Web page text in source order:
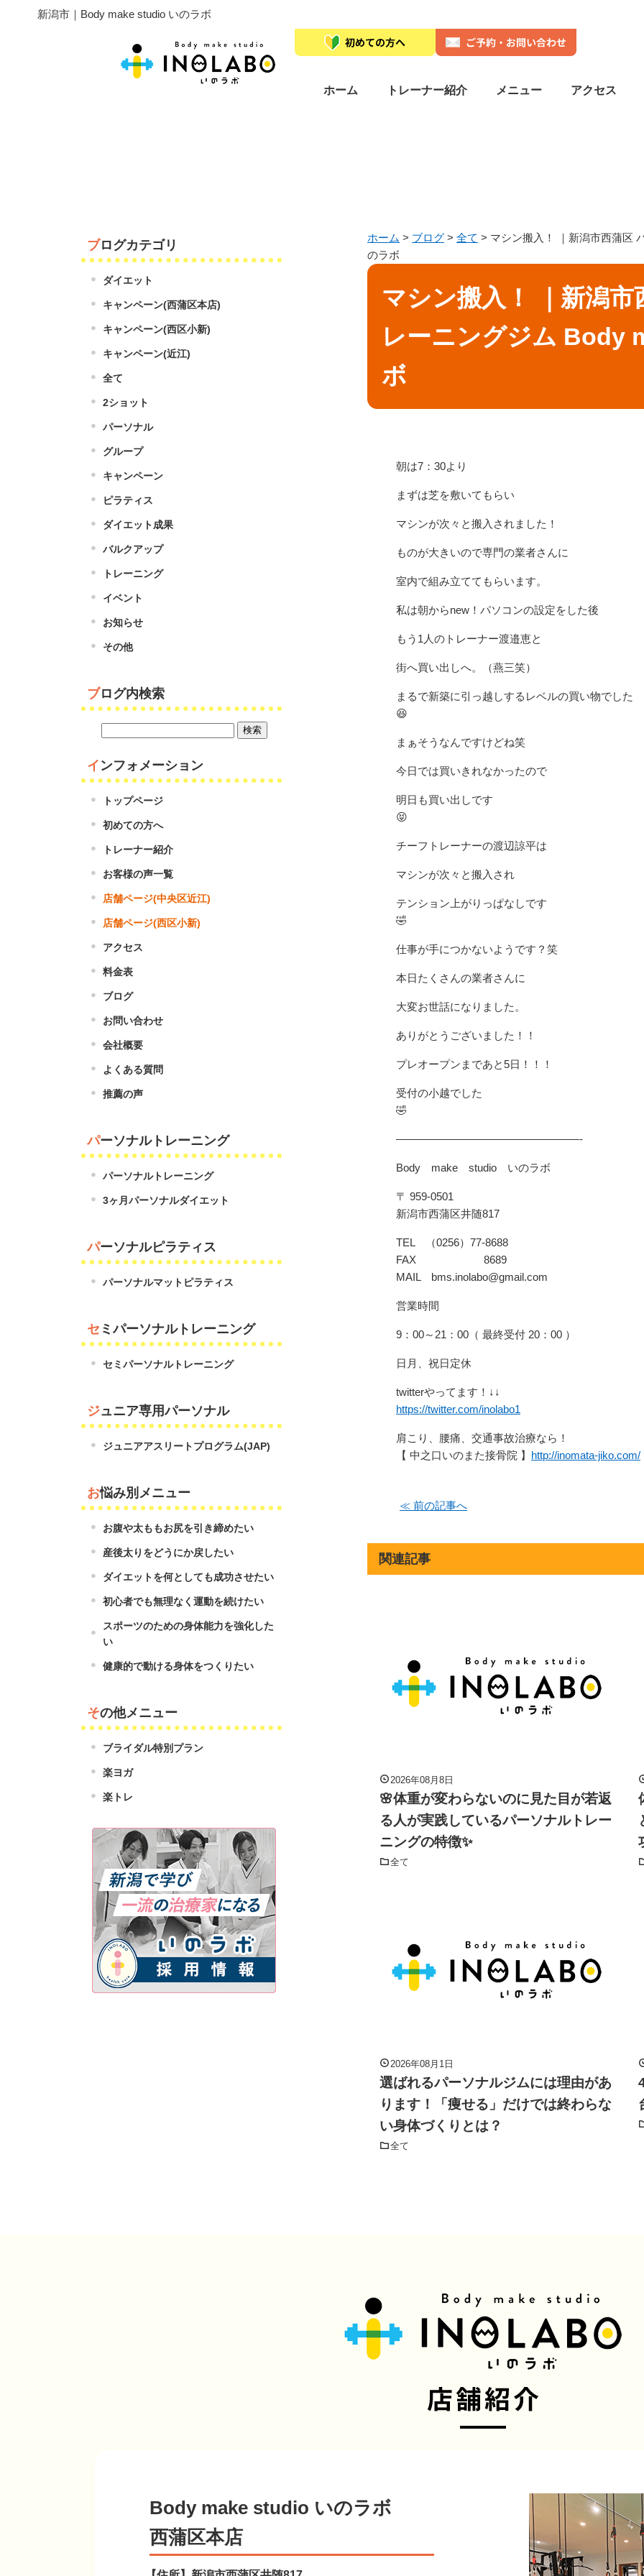
新潟市｜Body make studio いのラボ
ホーム トレーナー紹介 メニュー アクセス
ホーム > ブログ > 全て > マシン搬入！ ｜新潟市西蒲区
のラボ
マシン搬入！ ｜新潟市
レーニングジム Body
ボ
朝は7：30より
まずは芝を敷いてもらい
マシンが次々と搬入されました！
ものが大きいので専門の業者さんに
室内で組み立ててもらいます。
私は朝からnew！パソコンの設定をした後
もう1人のトレーナー渡邉恵と
街へ買い出しへ。（燕三笑）
まるで新築に引っ越しするレベルの買い物でした
😆
まぁそうなんですけどね笑
今日では買いきれなかったので
明日も買い出しです
😝
チーフトレーナーの渡辺諒平は
マシンが次々と搬入され
テンション上がりっぱなしです
🤣
仕事が手につかないようです？笑
本日たくさんの業者さんに
大変お世話になりました。
ありがとうございました！！
プレオープンまであと5日！！！
受付の小越でした
🤣
—————————————————-
Body make studio いのラボ
〒 959-0501
新潟市西蒲区井随817
TEL （0256）77-8688
FAX 8689
MAIL bms.inolabo@gmail.com
営業時間
9：00～21：00（ 最終受付 20：00 ）
日月、祝日定休
twitterやってます！↓↓
https://twitter.com/inolabo1
肩こり、腰痛、交通事故治療なら！
【 中之口いのまた接骨院 】 http://inomata-jiko.com/
≪ 前の記事へ
関連記事
2026年08月8日
🌸体重が変わらないのに見た目が若返
る人が実践しているパーソナルトレー
ニングの特徴✨
全て
2026年08月1日
選ばれるパーソナルジムには理由があ
ります！「痩せる」だけでは終わらな
い身体づくりとは？
全て
ブログカテゴリ
ダイエット
キャンペーン(西蒲区本店)
キャンペーン(西区小新)
キャンペーン(近江)
全て
2ショット
パーソナル
グループ
キャンペーン
ピラティス
ダイエット成果
バルクアップ
トレーニング
イベント
お知らせ
その他
ブログ内検索
インフォメーション
トップページ
初めての方へ
トレーナー紹介
お客様の声一覧
店舗ページ(中央区近江)
店舗ページ(西区小新)
アクセス
料金表
ブログ
お問い合わせ
会社概要
よくある質問
推薦の声
パーソナルトレーニング
パーソナルトレーニング
3ヶ月パーソナルダイエット
パーソナルピラティス
パーソナルマットピラティス
セミパーソナルトレーニング
セミパーソナルトレーニング
ジュニア専用パーソナル
ジュニアアスリートプログラム(JAP)
お悩み別メニュー
お腹や太ももお尻を引き締めたい
産後太りをどうにか戻したい
ダイエットを何としても成功させたい
初心者でも無理なく運動を続けたい
スポーツのための身体能力を強化した
い
健康的で動ける身体をつくりたい
その他メニュー
ブライダル特別プラン
楽ヨガ
楽トレ
Body make studio いのラボ
西蒲区本店